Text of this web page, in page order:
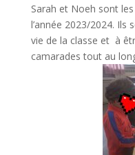
Sarah et Noeh sont
l’année 2023/2024. Ils
vie de la classe et à
camarades tout au